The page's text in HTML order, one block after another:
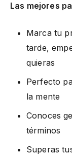
Las mejores
Marca tu
tarde,
quieras
Perfecto
la mente
Conoces
términos
Superas